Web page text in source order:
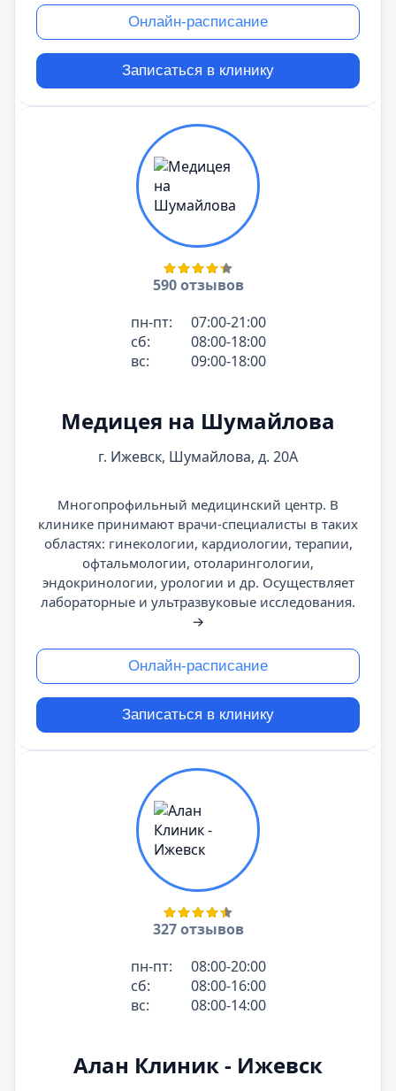
Онлайн-расписание
Записаться в клинику
590 отзывов
пн-пт:
07:00-21:00
сб:
08:00-18:00
вс:
09:00-18:00
Медицея на Шумайлова
г. Ижевск, Шумайлова, д. 20А
Многопрофильный медицинский центр. В
клинике принимают врачи-специалисты в таких
областях: гинекологии, кардиологии, терапии,
офтальмологии, отоларингологии,
эндокринологии, урологии и др. Осуществляет
лабораторные и ультразвуковые исследования.
→
Онлайн-расписание
Записаться в клинику
327 отзывов
пн-пт:
08:00-20:00
сб:
08:00-16:00
вс:
08:00-14:00
Алан Клиник - Ижевск